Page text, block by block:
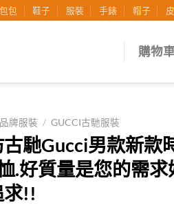
包包 鞋子 服裝 手錶 帽子
購物
牌服裝 / GUCCI古馳服裝
馳Gucci男款新款
.好質量是您的需
求!!